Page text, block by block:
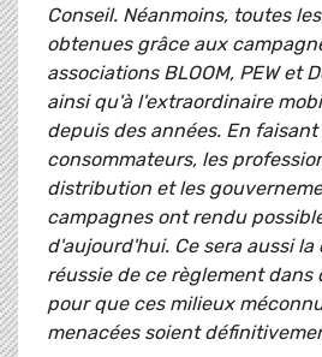
Conseil. Néanmoins, toutes
obtenues grâce aux
associations BLOOM, PEW et
ainsi qu'à l'extraordinaire
depuis des années. En
consommateurs, les
distribution et les
campagnes ont rendu
d'aujourd'hui. Ce sera aussi la
réussie de ce règlement dans
pour que ces milieux
menacées soient